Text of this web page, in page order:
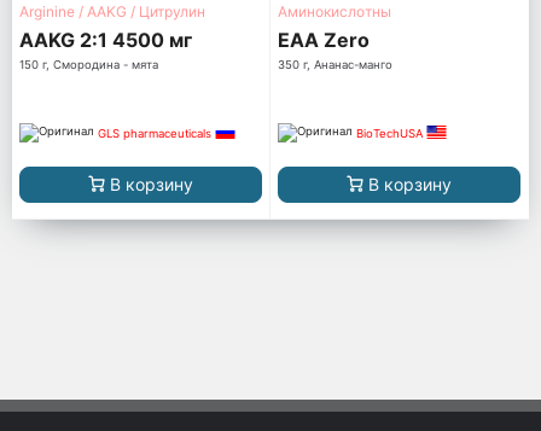
Arginine / AAKG / Цитрулин
AAKG 2:1 4500 мг
150 г, Смородина - мята
GLS pharmaceuticals
В корзину
Аминокислотны
EAA Zero
350 г, Ананас-манго
BioTechUSA
В корзину